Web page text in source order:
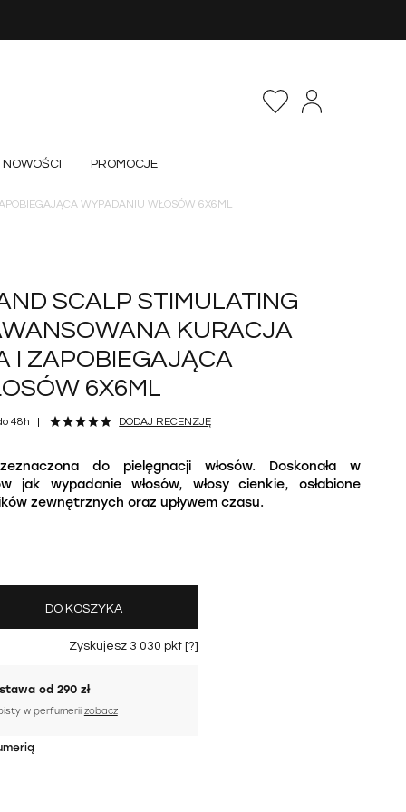
NOWOŚCI PROMOCJE
WYPADANIU WŁOSÓW 6X6ML
SCALP STIMULATING
KURACJA
I ZAPOBIEGAJĄCA
6X6ML
48h DODAJ RECENZJĘ
do pielęgnacji włosów. Doskonała w
jak wypadanie włosów, włosy cienkie, osłabione
zewnętrznych oraz upływem czasu.
DO KOSZYKA
Zyskujesz 3 030 pkt [?]
od 290 zł
w perfumerii zobacz